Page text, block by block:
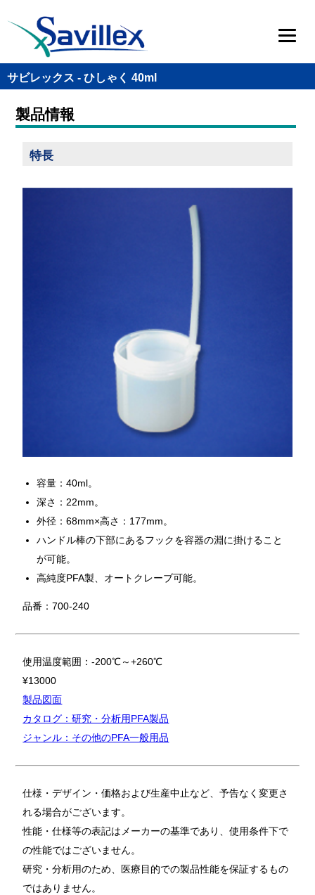
サビレックス - ひしゃく 40ml
製品情報
特長
容量：40ml。
深さ：22mm。
外径：68mm×高さ：177mm。
ハンドル棒の下部にあるフックを容器の淵に掛けること
が可能。
高純度PFA製、オートクレーブ可能。
品番：700-240
使用温度範囲：-200℃～+260℃
¥13000
製品図面
カタログ：研究・分析用PFA製品
ジャンル：その他のPFA一般用品
仕様・デザイン・価格および生産中止など、予告なく変更さ
れる場合がございます。
性能・仕様等の表記はメーカーの基準であり、使用条件下で
の性能ではございません。
研究・分析用のため、医療目的での製品性能を保証するもの
ではありません。